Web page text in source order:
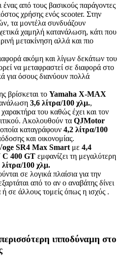
ένας από τους βασικούς παράγοντες
χρήσης ενός scooter. Στην
τα μοντέλα συνδυάζουν
χαμηλή κατανάλωση, κάτι που
μετακίνηση αλλά και πιο
ακόμη και λίγων δεκάτων του
να μεταφραστεί σε διαφορά στο
για όσους διανύουν πολλά
βρίσκεται το Yamaha X-MAX
3,6 λίτρα/100 χλμ.,
χαρακτήρα του καθώς έχει και τον
Ακολουθούν τα QJMotor
καταγράφουν 4,2 λίτρα/100
και οικονομίας.
SR4 Max Smart με 4,4
400 GT εμφανίζει τη μεγαλύτερη
λίτρα/100 χλμ.
σε λογικά πλαίσια για την
από το αν ο αναβάτης δίνει
ή σε άλλους τομείς όπως η ισχύς .
ιπποδύναμη στο